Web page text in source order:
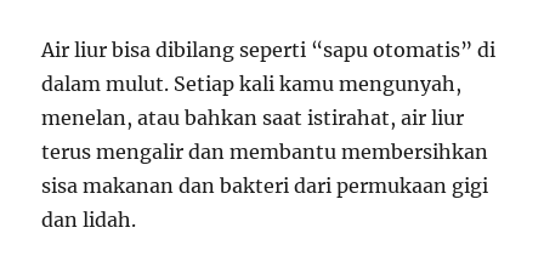
Air liur bisa dibilang seperti “sapu otomatis” di
dalam mulut. Setiap kali kamu mengunyah,
menelan, atau bahkan saat istirahat, air liur
terus mengalir dan membantu membersihkan
sisa makanan dan bakteri dari permukaan gigi
dan lidah.